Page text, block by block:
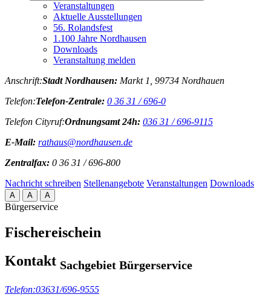
Veranstaltungen
Aktuelle Ausstellungen
56. Rolandsfest
1.100 Jahre Nordhausen
Downloads
Veranstaltung melden
Anschrift:Stadt Nordhausen: Markt 1, 99734 Nordhauen
Telefon:Telefon-Zentrale: 0 36 31 / 696-0
Telefon Cityruf:Ordnungsamt 24h: 036 31 / 696-9115
E-Mail: rathaus@nordhausen.de
Zentralfax: 0 36 31 / 696-800
Nachricht schreiben Stellenangebote Veranstaltungen Downloads
A A A
Bürgerservice
Fischereischein
Kontakt Sachgebiet Bürgerservice
Telefon:03631/696-9555